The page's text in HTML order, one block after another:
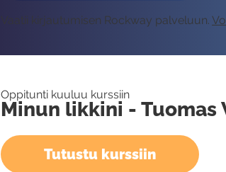
Vaatii kirjautumisen Rockway palveluun.
Oppitunti kuuluu kurssiin
Minun likkini - Tuomas
Tutustu kurssiin